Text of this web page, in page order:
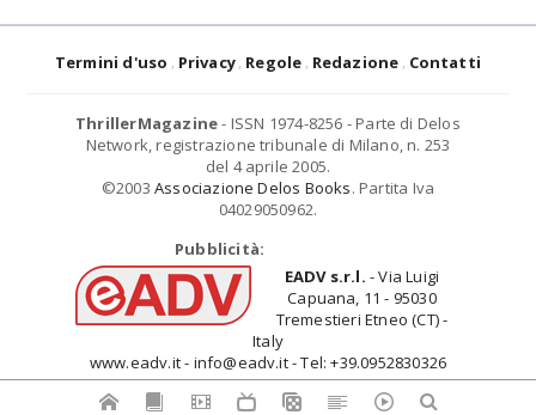
Termini d'uso Privacy Regole Redazione Contatti
ThrillerMagazine- ISSN 1974-8256 - Parte di Delos
Network, registrazione tribunale di Milano, n. 253
del 4 aprile 2005.
©2003 Associazione Delos Books. Partita Iva
04029050962.
Pubblicità:
EADV s.r.l. - Via Luigi
Capuana, 11 - 95030
Tremestieri Etneo (CT) -
Italy
www.eadv.it - info@eadv.it - Tel: +39.0952830326